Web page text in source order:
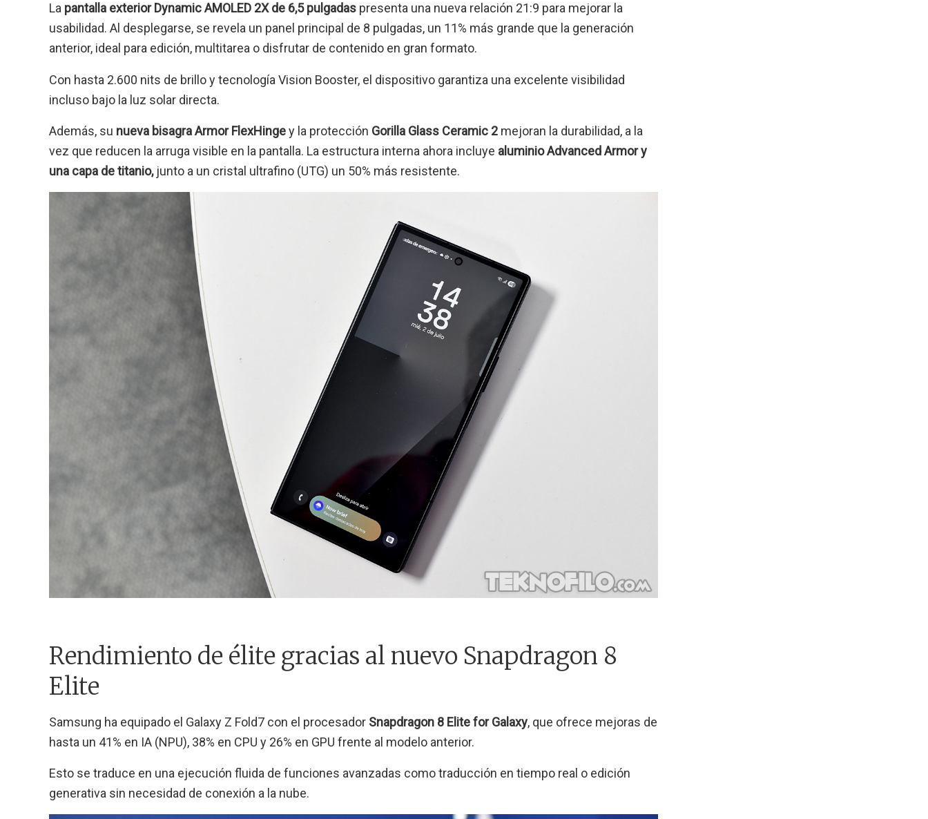
La pantalla exterior Dynamic AMOLED 2X de 6,5 pulgadas presenta una nueva relación 21:9 para mejorar la
usabilidad. Al desplegarse, se revela un panel principal de 8 pulgadas, un 11% más grande que la generación
anterior, ideal para edición, multitarea o disfrutar de contenido en gran formato.
Con hasta 2.600 nits de brillo y tecnología Vision Booster, el dispositivo garantiza una excelente visibilidad
incluso bajo la luz solar directa.
Además, su nueva bisagra Armor FlexHingey la protección Gorilla Glass Ceramic 2 mejoran la durabilidad, a la
vez que reducen la arruga visible en la pantalla. La estructura interna ahora incluye aluminio Advanced Armor y
una capa de titanio,junto a un cristal ultrafino (UTG) un 50% más resistente.
Rendimiento de élite gracias al nuevo Snapdragon 8
Elite
Samsung ha equipado el Galaxy Z Fold7 con el procesador Snapdragon 8 Elite for Galaxy, que ofrece mejoras de
hasta un 41% en IA (NPU), 38% en CPU y 26% en GPU frente al modelo anterior.
Esto se traduce en una ejecución fluida de funciones avanzadas como traducción en tiempo real o edición
generativa sin necesidad de conexión a la nube.